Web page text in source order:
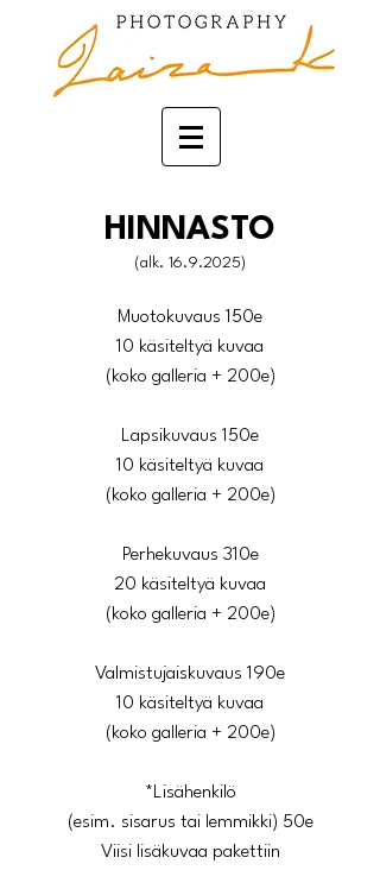
HINNASTO
(alk. 16.9.2025)
Muotokuvaus 150e
10 käsiteltyä kuvaa
(koko galleria + 200e)
Lapsikuvaus 150e
10 käsiteltyä kuvaa
(koko galleria + 200e)
Perhekuvaus 310e
20 käsiteltyä kuvaa
(koko galleria + 200e)
Valmistujaiskuvaus 190e
10 käsiteltyä kuvaa
(koko galleria + 200e)
*Lisähenkilö
(esim. sisarus tai lemmikki) 50e
Viisi lisäkuvaa pakettiin